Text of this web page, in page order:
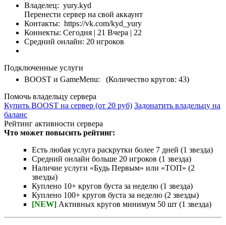
Владелец: yury.kyd
Перенести сервер на свой аккаунт
Контакты: https://vk.com/kyd_yury
Коннекты: Сегодня | 21 Вчера | 22
Средний онлайн: 20 игроков
Подключенные услуги
BOOST и GameMenu: (Количество кругов: 43)
Помочь владельцу сервера
Купить BOOST на сервер (от 20 руб) Задонатить владельцу на
баланс
Рейтинг активности сервера
Что может повысить рейтинг:
Есть любая услуга раскрутки более 7 дней (1 звезда)
Средний онлайн больше 20 игроков (1 звезда)
Наличие услуги «Будь Первым» или «ТОП» (2
звезды)
Куплено 10+ кругов буста за неделю (1 звезда)
Куплено 100+ кругов буста за неделю (2 звезды)
[NEW] Активных кругов минимум 50 шт (1 звезда)